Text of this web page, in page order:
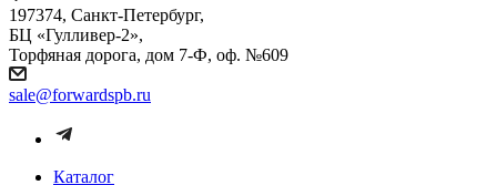
197374, Санкт-Петербург,
БЦ «Гулливер-2»,
Торфяная дорога, дом 7-Ф, оф. №609
sale@forwardspb.ru
Каталог